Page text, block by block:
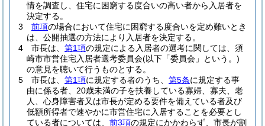
情を調査し、住宅に困窮する度合いの高い者から入居者を
決定する。
3
前項の場合において住宅に困窮する度合いを定め難いとき
は、公開抽選の方法により入居者を決定する。
4
市長は、 第1項の規定による入居者の選考に関しては、須
崎市市営住宅入居者選考委員会(以下「委員会」という。)
の意見を聴いて行うものとする。
5
市長は、 第1項に規定する者のうち、 第5条に規定する事
由に係る者、20歳未満の子を扶養している寡婦、寡夫、老
人、心身障害者又は市長が定める要件を備えている者及び
低額所得者で速やかに市営住宅に入居することを必要とし
ている者については、 前3項の規定にかかわらず、市長が割